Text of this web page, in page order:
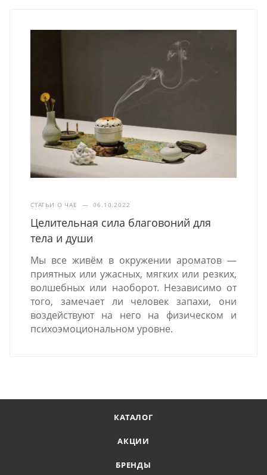
СТАТЬИ О ЧАЕ — 06.10.2022
Целительная сила благовоний для
тела и души
Мы все живём в окружении ароматов —
приятных или ужасных, мягких или резких,
волшебных или наоборот. Независимо от
того, замечает ли человек запахи, они
воздействуют на него на физическом и
психоэмоциональном уровне.
КАТАЛОГ
АКЦИИ
БРЕНДЫ